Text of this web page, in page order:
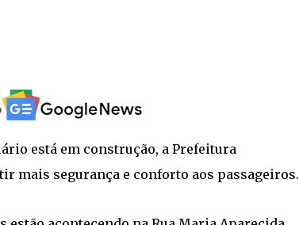
está em construção, a Prefeitura
mais segurança e conforto aos passageiros.